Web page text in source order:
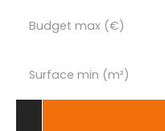
Budget max (€)
Surface min (m²)